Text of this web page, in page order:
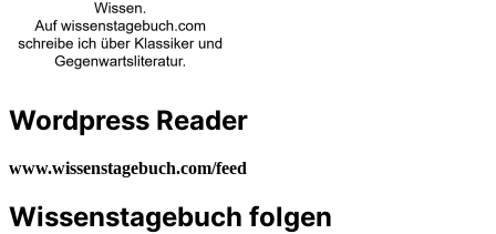
Wordpress Reader
www.wissenstagebuch.com/feed
Wissenstagebuch folgen